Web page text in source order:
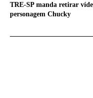
TRE-SP manda retirar
personagem Chucky